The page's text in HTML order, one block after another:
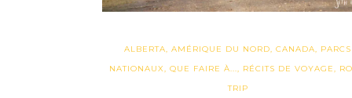
ALBERTA, AMÉRIQUE DU NORD, CANADA, PARCS
NATIONAUX, QUE FAIRE À..., RÉCITS DE VOYAGE,
TRIP